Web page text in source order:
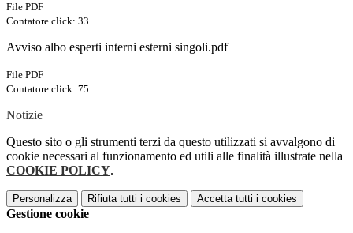
File PDF
Contatore click: 33
Avviso albo esperti interni esterni singoli.pdf
File PDF
Contatore click: 75
Notizie
Questo sito o gli strumenti terzi da questo utilizzati si avvalgono di
cookie necessari al funzionamento ed utili alle finalità illustrate nella
COOKIE POLICY.
Personalizza Rifiuta tutti i cookies Accetta tutti i cookies
Gestione cookie